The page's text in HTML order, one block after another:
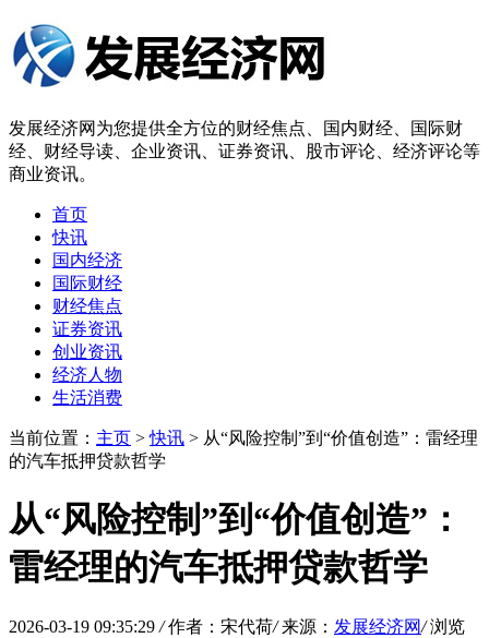
发展经济网为您提供全方位的财经焦点、国内财经、国际财
经、财经导读、企业资讯、证券资讯、股市评论、经济评论等
商业资讯。
首页
快讯
国内经济
国际财经
财经焦点
证券资讯
创业资讯
经济人物
生活消费
当前位置： 主页 >快讯 > 从“风险控制”到“价值创造”：雷经理
的汽车抵押贷款哲学
从“风险控制”到“价值创造”：
雷经理的汽车抵押贷款哲学
2026-03-19 09:35:29 / 作者：宋代荷/ 来源： 发展经济网/ 浏览